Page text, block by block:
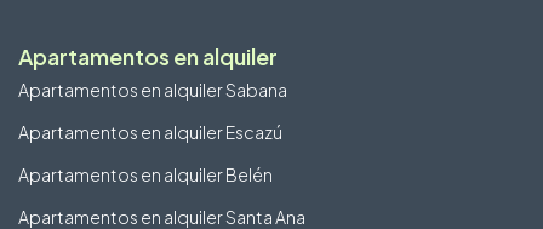
Apartamentos en alquiler
Apartamentos en alquiler Sabana
Apartamentos en alquiler Escazú
Apartamentos en alquiler Belén
Apartamentos en alquiler Santa Ana